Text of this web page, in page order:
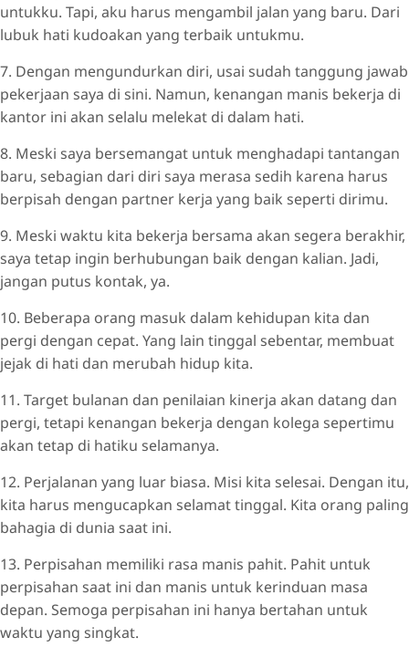
untukku. Tapi, aku harus mengambil jalan yang baru. Dari
lubuk hati kudoakan yang terbaik untukmu.
7. Dengan mengundurkan diri, usai sudah tanggung jawab
pekerjaan saya di sini. Namun, kenangan manis bekerja di
kantor ini akan selalu melekat di dalam hati.
8. Meski saya bersemangat untuk menghadapi tantangan
baru, sebagian dari diri saya merasa sedih karena harus
berpisah dengan partner kerja yang baik seperti dirimu.
9. Meski waktu kita bekerja bersama akan segera berakhir,
saya tetap ingin berhubungan baik dengan kalian. Jadi,
jangan putus kontak, ya.
10. Beberapa orang masuk dalam kehidupan kita dan
pergi dengan cepat. Yang lain tinggal sebentar, membuat
jejak di hati dan merubah hidup kita.
11. Target bulanan dan penilaian kinerja akan datang dan
pergi, tetapi kenangan bekerja dengan kolega sepertimu
akan tetap di hatiku selamanya.
12. Perjalanan yang luar biasa. Misi kita selesai. Dengan itu,
kita harus mengucapkan selamat tinggal. Kita orang paling
bahagia di dunia saat ini.
13. Perpisahan memiliki rasa manis pahit. Pahit untuk
perpisahan saat ini dan manis untuk kerinduan masa
depan. Semoga perpisahan ini hanya bertahan untuk
waktu yang singkat.